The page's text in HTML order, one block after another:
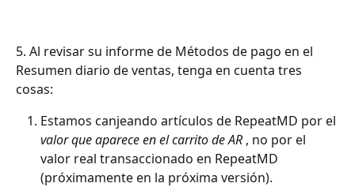
5. Al revisar su informe de Métodos de pago en el
Resumen diario de ventas, tenga en cuenta tres
cosas:
Estamos canjeando artículos de RepeatMD por el
valor que aparece en el carrito de AR , no por el
valor real transaccionado en RepeatMD
(próximamente en la próxima versión).